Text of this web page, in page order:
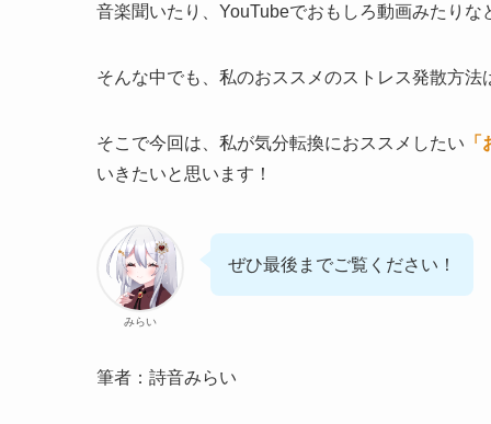
音楽聞いたり、YouTubeでおもしろ動画みたり
そんな中でも、私のおススメのストレス発散方法
そこで今回は、私が気分転換におススメしたい
いきたいと思います！
みらい
ぜひ最後までご覧ください！
筆者：詩音みらい